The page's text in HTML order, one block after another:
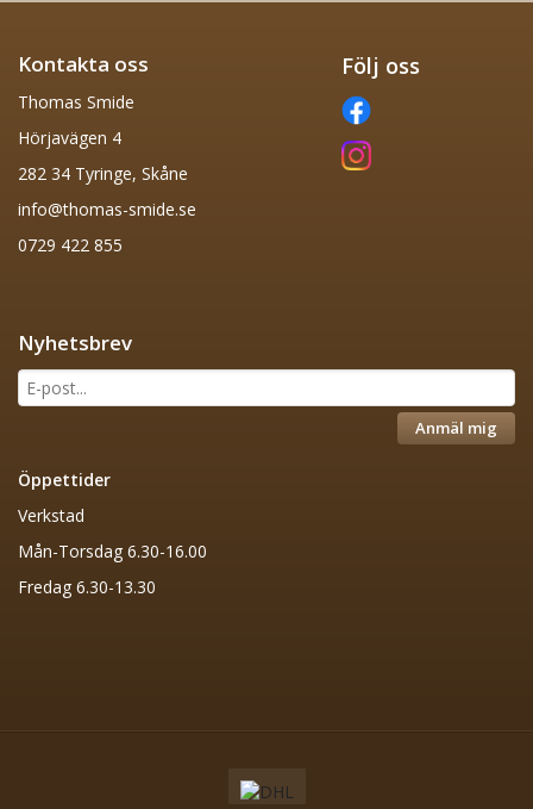
Kontakta oss
Thomas Smide
Hörjavägen 4
282 34 Tyringe, Skåne
info@thomas-smide.se
0729 422 855
Följ oss
Nyhetsbrev
Anmäl mig
Öppettider
Verkstad
Mån-Torsdag 6.30-16.00
Fredag 6.30-13.30